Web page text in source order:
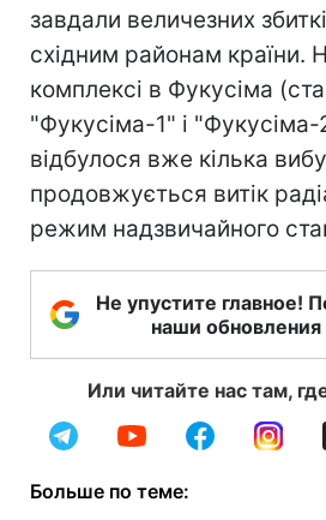
завдали величезних
східним районам країни.
комплексі в Фукусіма
"Фукусіма-1" і
відбулося вже кілька
продовжується витік
режим надзвичайного
Не упустите главное!
наши обновления
Или читайте нас там,
Больше по теме: